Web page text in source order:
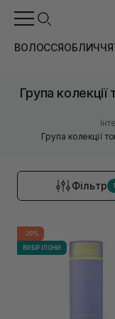
ВОЛОССЯОБЛИЧЧЯ
Група колекції
Група колекції
Фільтр 1
-20%
ВИБІР ІЛОНИ